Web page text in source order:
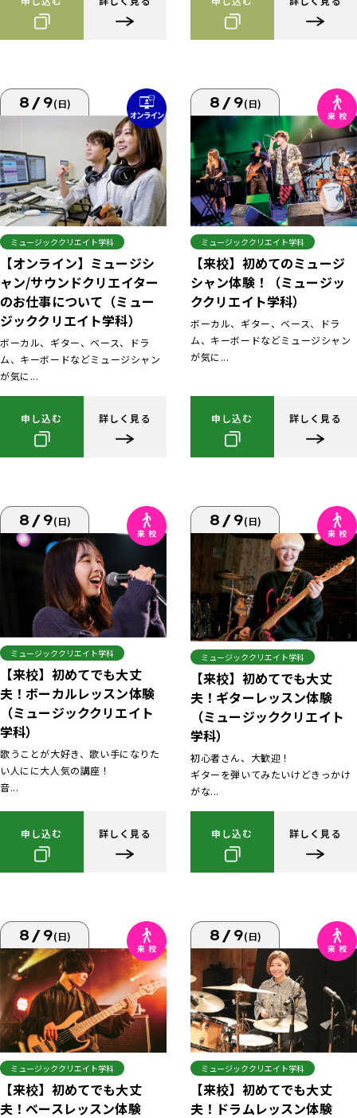
8/9(日)
ミュージッククリエイト学科
【オンライン】ミュージシ
ャン/サウンドクリエイター
のお仕事について（ミュー
ジッククリエイト学科）
ボーカル、ギター、ベース、ドラ
ム、キーボードなどミュージシャン
が気に...
申し込む 詳しく見る
8/9(日)
ミュージッククリエイト学科
【来校】初めてのミュージ
シャン体験！（ミュージッ
ククリエイト学科）
ボーカル、ギター、ベース、ドラ
ム、キーボードなどミュージシャン
が気に...
申し込む 詳しく見る
8/9(日)
ミュージッククリエイト学科
【来校】初めてでも大丈
夫！ボーカルレッスン体験
（ミュージッククリエイト
学科）
歌うことが大好き、歌い手になりた
い人にに大人気の講座！
音...
申し込む 詳しく見る
8/9(日)
ミュージッククリエイト学科
【来校】初めてでも大丈
夫！ギターレッスン体験
（ミュージッククリエイト
学科）
初心者さん、大歓迎！
ギターを弾いてみたいけどきっかけ
がな...
申し込む 詳しく見る
8/9(日)
ミュージッククリエイト学科
【来校】初めてでも大丈
夫！ベースレッスン体験
8/9(日)
ミュージッククリエイト学科
【来校】初めてでも大丈
夫！ドラムレッスン体験